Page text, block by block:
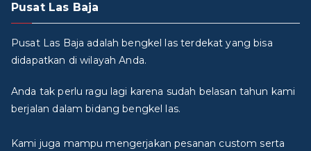
Pusat Las Baja
Pusat Las Baja adalah bengkel las terdekat yang bisa
didapatkan di wilayah Anda.
Anda tak perlu ragu lagi karena sudah belasan tahun kami
berjalan dalam bidang bengkel las.
Kami juga mampu mengerjakan pesanan custom serta